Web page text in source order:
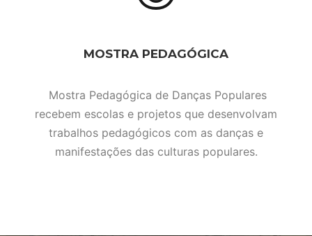
MOSTRA PEDAGÓGICA
Mostra Pedagógica de Danças Populares
recebem escolas e projetos que desenvolvam
trabalhos pedagógicos com as danças e
manifestações das culturas populares.